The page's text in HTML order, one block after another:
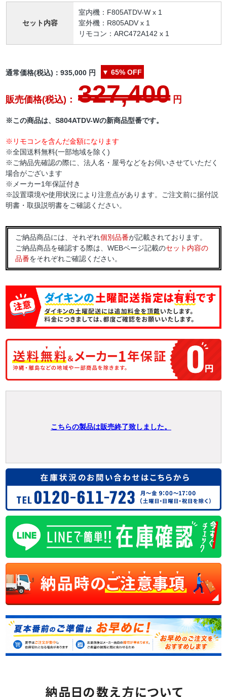
セット内容
室内機：F805ATDV-W x 1
室外機：R805ADV x 1
リモコン：ARC472A142 x 1
通常価格(税込)：935,000 円 ▼ 65% OFF
販売価格(税込)：327,400円
※この商品は、S804ATDV-Wの新商品型番です。
※リモコンを含んだ金額になります
※全国送料無料(一部地域を除く)
※ご納品先確認の際に、法人名・屋号などをお伺いさせていただく
場合がございます
※メーカー1年保証付き
※設置環境や使用状況により注意点があります。ご注文前に据付説
明書・取扱説明書をご確認ください。
ご納品商品には、それぞれ個別品番が記載されております。
ご納品商品を確認する際は、WEBページ記載のセット内容の
品番をそれぞれご確認ください。
こちらの製品は販売終了致しました。